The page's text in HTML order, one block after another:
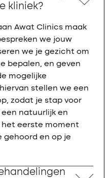
kliniek?
Awat Clinics maak
we jouw
we je gezicht om
bepalen, en geven
mogelijke
stellen we een
zodat je stap voor
natuurlijk en
eerste moment
gehoord en op je